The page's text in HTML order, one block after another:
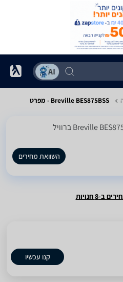
Breville BES875BSS - מפרט
השוואת מחירים
ב-8 חנויות
קנו עכשיו